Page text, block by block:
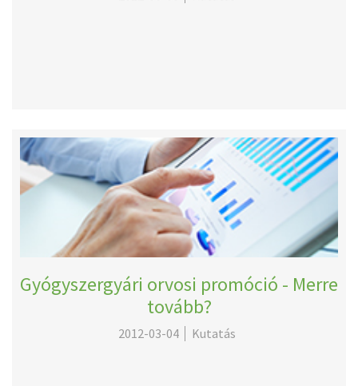
Gyógyszergyári orvosi promóció - Merre
tovább?
2012-03-04 Kutatás